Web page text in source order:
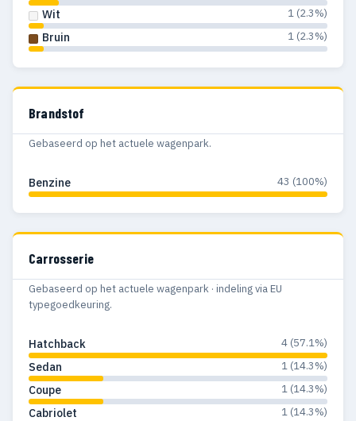
Wit 1 (2.3%)
Bruin 1 (2.3%)
Brandstof
Gebaseerd op het actuele wagenpark.
Benzine 43 (100%)
Carrosserie
Gebaseerd op het actuele wagenpark · indeling via EU
typegoedkeuring.
Hatchback 4 (57.1%)
Sedan 1 (14.3%)
Coupe 1 (14.3%)
Cabriolet 1 (14.3%)